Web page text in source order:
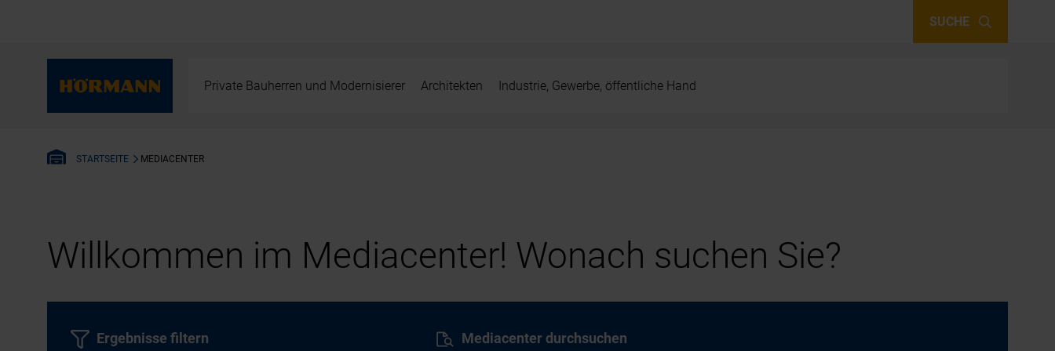
SUCHE
Private Bauherren und Modernisierer Architekten Industrie, Gewerbe, öffentliche Hand
STARTSEITE MEDIACENTER
Willkommen im Mediacenter! Wonach suchen Sie?
Mediacenter durchsuchen
Ergebnisse filtern